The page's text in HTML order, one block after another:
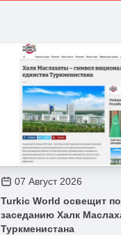
07 Август 2026
Turkic World освещит
заседанию Халк
Туркменистана